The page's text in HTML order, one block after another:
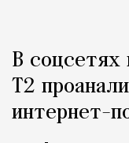
В соцсетях
Т2
интернет-